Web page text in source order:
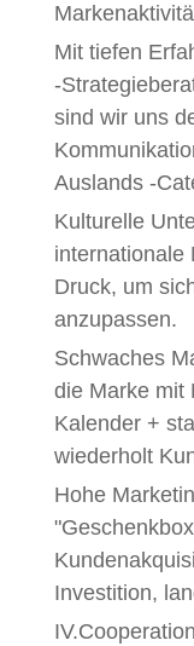
Mit tiefen
-
sind wir uns
Auslands -
Kulturelle
internationale
Druck, um
anzupassen.
Schwaches
die Marke mit
Kalender +
wiederholt
Hohe
Investition,